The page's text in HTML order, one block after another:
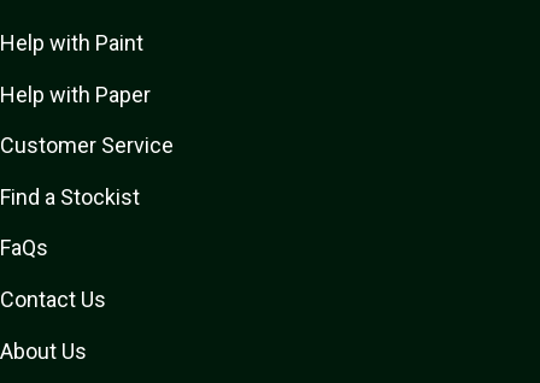
Help with Paint
Help with Paper
Customer Service
Find a Stockist
FaQs
Contact Us
About Us